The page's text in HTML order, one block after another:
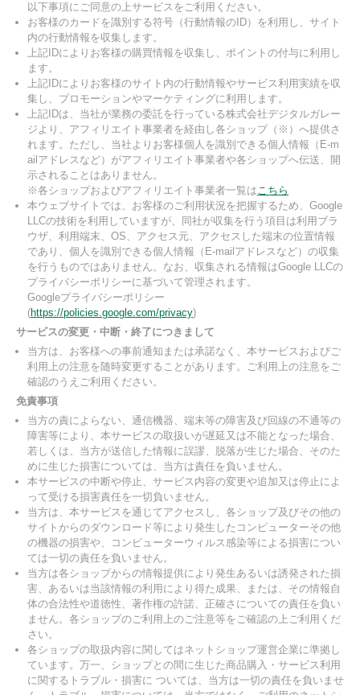
以下事項にご同意の上サービスをご利用ください。
お客様のカードを識別する符号（行動情報のID）を利用し、サイト
内の行動情報を収集します。
上記IDによりお客様の購買情報を収集し、ポイントの付与に利用し
ます。
上記IDによりお客様のサイト内の行動情報やサービス利用実績を収
集し、プロモーションやマーケティングに利用します。
上記IDは、当社が業務の委託を行っている株式会社デジタルガレー
ジより、アフィリエイト事業者を経由し各ショップ（※）へ提供さ
れます。ただし、当社よりお客様個人を識別できる個人情報（E-m
ailアドレスなど）がアフィリエイト事業者や各ショップへ伝送、開
示されることはありません。
※各ショップおよびアフィリエイト事業者一覧はこちら
本ウェブサイトでは、お客様のご利用状況を把握するため、Google
LLCの技術を利用していますが、同社が収集を行う項目は利用ブラ
ウザ、利用端末、OS、アクセス元、アクセスした端末の位置情報
であり、個人を識別できる個人情報（E-mailアドレスなど）の収集
を行うものではありません。なお、収集される情報はGoogle LLCの
プライバシーポリシーに基づいて管理されます。
Googleプライバシーポリシー
(https://policies.google.com/privacy)
サービスの変更・中断・終了につきまして
当方は、お客様への事前通知または承諾なく、本サービスおよびご
利用上の注意を随時変更することがあります。ご利用上の注意をご
確認のうえご利用ください。
免責事項
当方の責によらない、通信機器、端末等の障害及び回線の不通等の
障害等により、本サービスの取扱いが遅延又は不能となった場合、
若しくは、当方が送信した情報に誤謬、脱落が生じた場合、そのた
めに生じた損害については、当方は責任を負いません。
本サービスの中断や停止、サービス内容の変更や追加又は停止によ
って受ける損害責任を一切負いません。
当方は、本サービスを通じてアクセスし、各ショップ及びその他の
サイトからのダウンロード等により発生したコンピューターその他
の機器の損害や、コンピューターウィルス感染等による損害につい
ては一切の責任を負いません。
当方は各ショップからの情報提供により発生あるいは誘発された損
害、あるいは当該情報の利用により得た成果、または、その情報自
体の合法性や道徳性、著作権の許諾、正確さについての責任を負い
ません。各ショップのご利用上のご注意等をご確認の上ご利用くだ
さい。
各ショップの取扱内容に関してはネットショップ運営企業に準拠し
ています。万一、ショップとの間に生じた商品購入・サービス利用
に関するトラブル・損害に ついては、当方は一切の責任を負いませ